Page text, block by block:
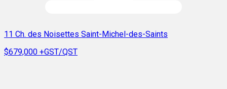
11 Ch. des Noisettes Saint-Michel-des-Saints
$679,000 +GST/QST